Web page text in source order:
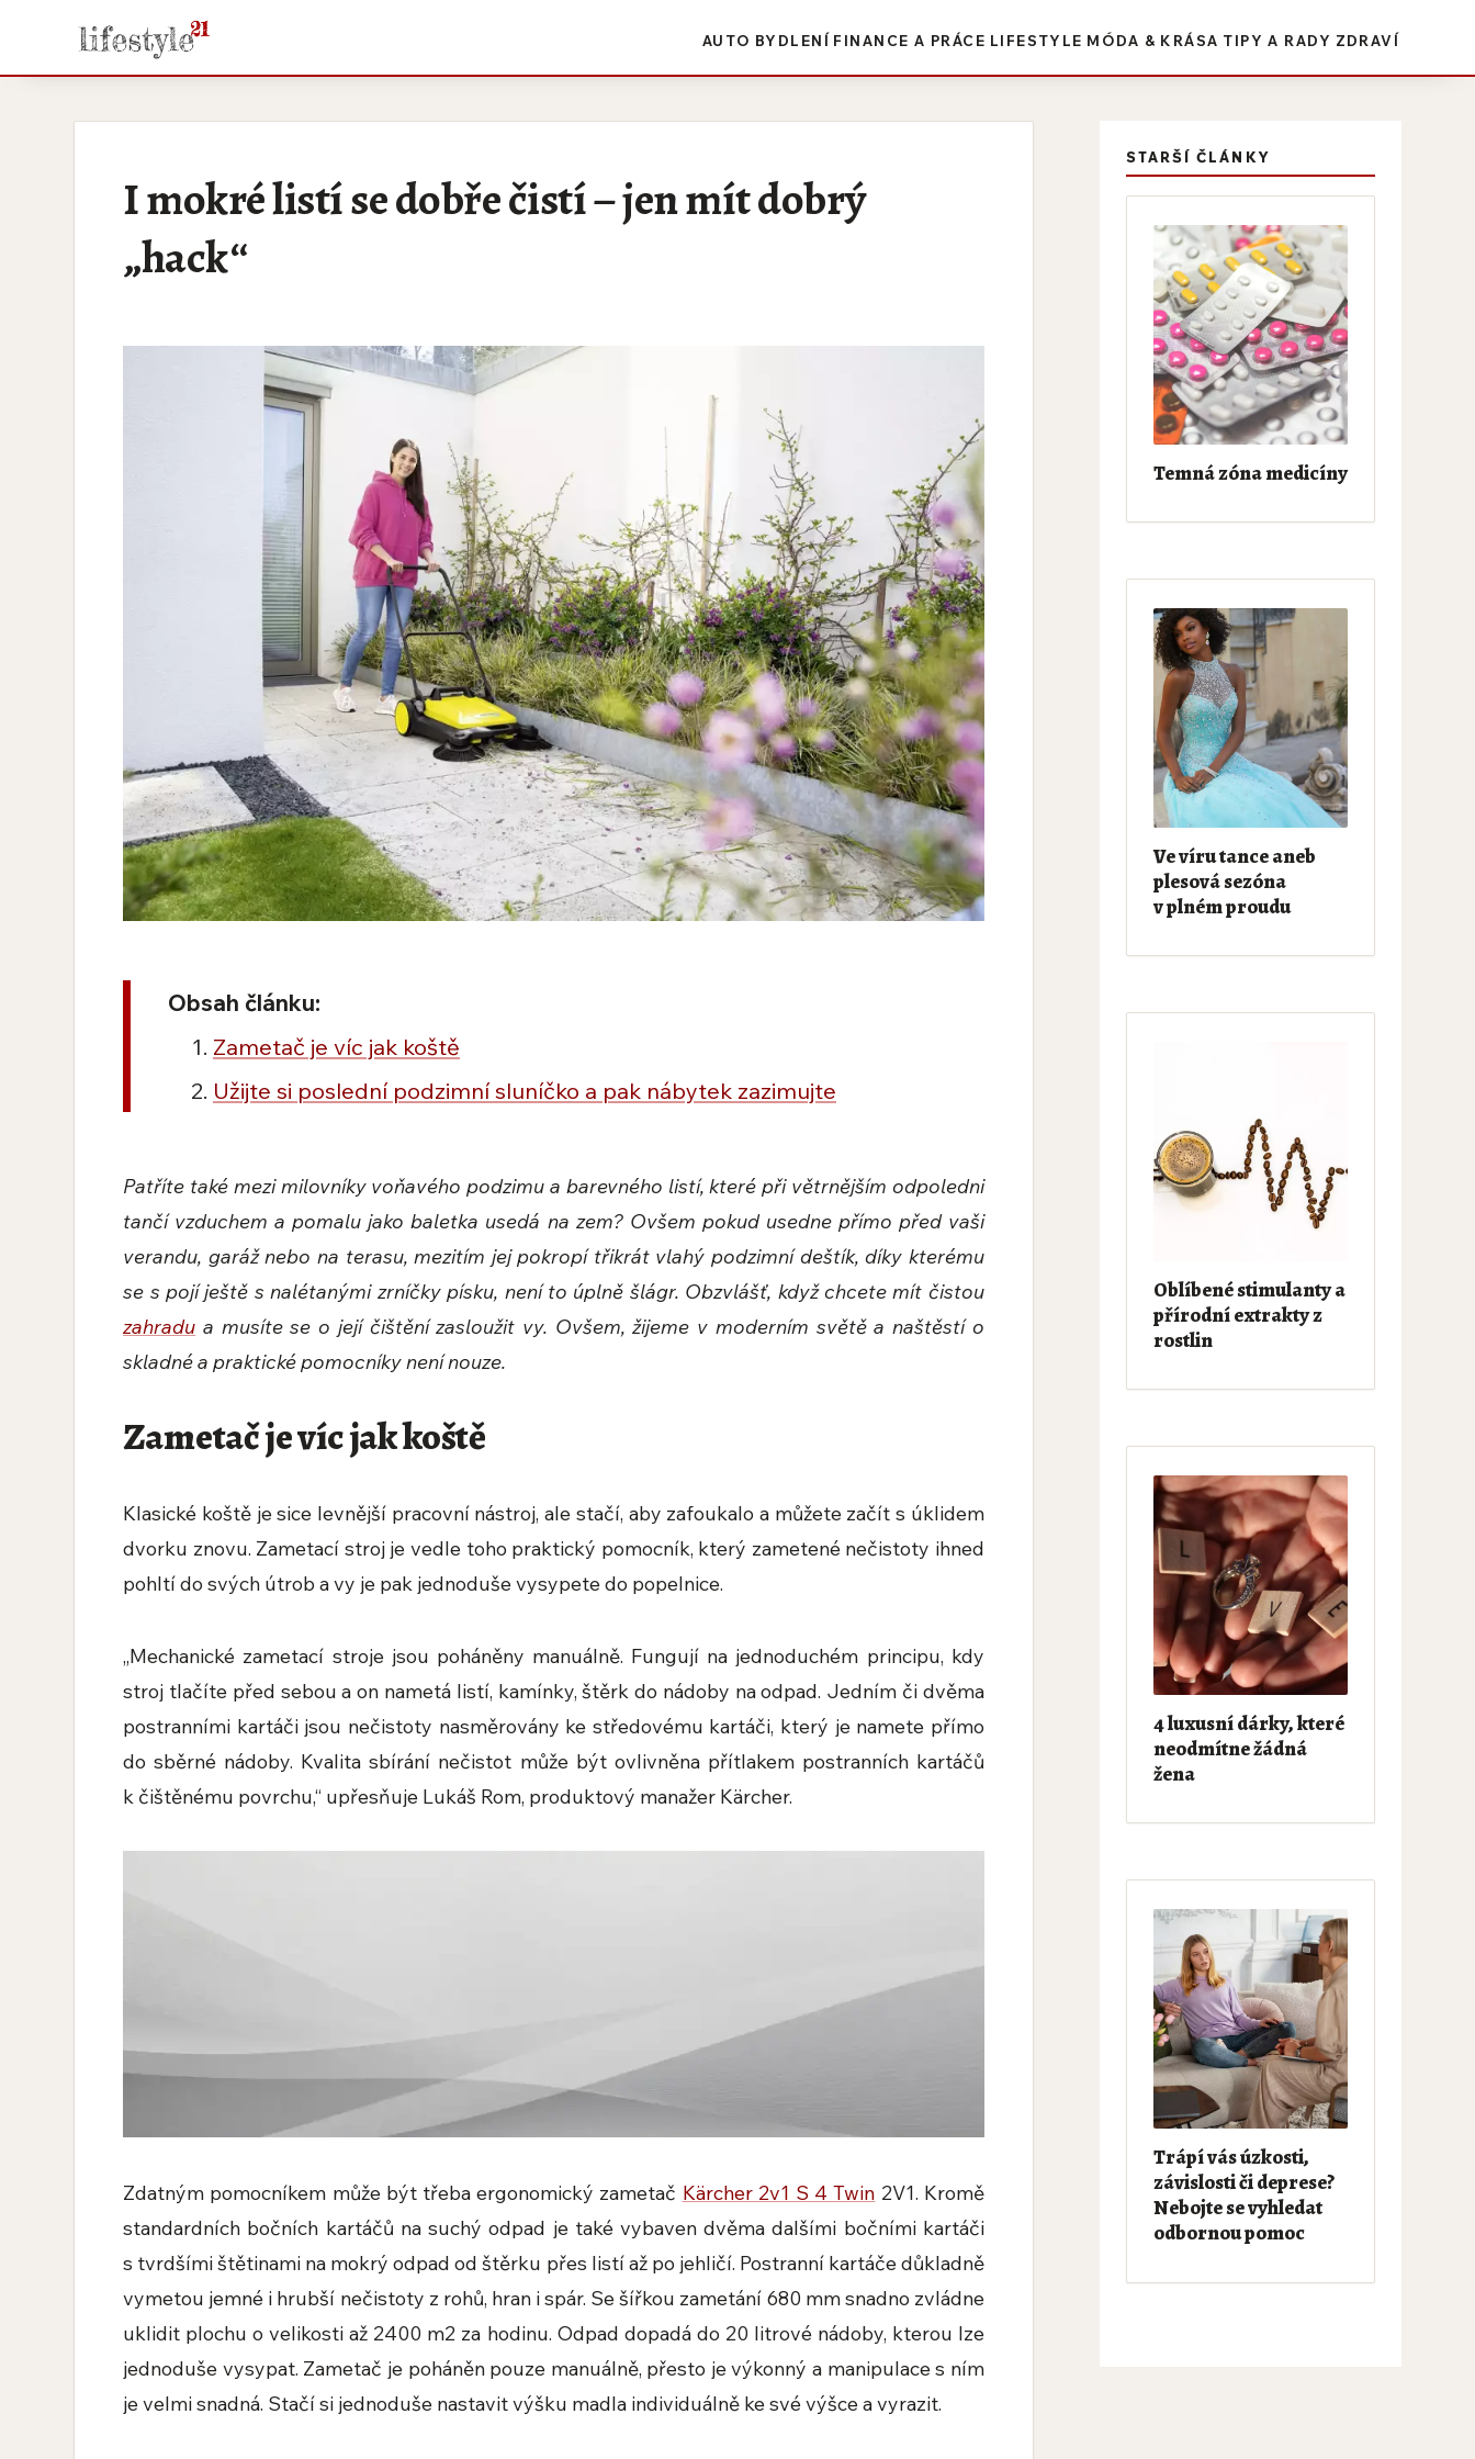
AUTO BYDLENÍ FINANCE A PRÁCE LIFESTYLE MÓDA & KRÁSA TIPY A RADY ZDRAVÍ
I mokré listí se dobře čistí – jen mít dobrý
„hack“
Obsah článku:
Zametač je víc jak koště
Užijte si poslední podzimní sluníčko a pak nábytek zazimujte
Patříte také mezi milovníky voňavého podzimu a barevného listí, které při větrnějším odpoledni
tančí vzduchem a pomalu jako baletka usedá na zem? Ovšem pokud usedne přímo před vaši
verandu, garáž nebo na terasu, mezitím jej pokropí třikrát vlahý podzimní deštík, díky kterému
se s pojí ještě s nalétanými zrníčky písku, není to úplně šlágr. Obzvlášť, když chcete mít čistou
zahradu a musíte se o její čištění zasloužit vy. Ovšem, žijeme v moderním světě a naštěstí o
skladné a praktické pomocníky není nouze.
Zametač je víc jak koště
Klasické koště je sice levnější pracovní nástroj, ale stačí, aby zafoukalo a můžete začít s úklidem
dvorku znovu. Zametací stroj je vedle toho praktický pomocník, který zametené nečistoty ihned
pohltí do svých útrob a vy je pak jednoduše vysypete do popelnice.
„Mechanické zametací stroje jsou poháněny manuálně. Fungují na jednoduchém principu, kdy
stroj tlačíte před sebou a on nametá listí, kamínky, štěrk do nádoby na odpad. Jedním či dvěma
postranními kartáči jsou nečistoty nasměrovány ke středovému kartáči, který je namete přímo
do sběrné nádoby. Kvalita sbírání nečistot může být ovlivněna přítlakem postranních kartáčů
k čištěnému povrchu,“ upřesňuje Lukáš Rom, produktový manažer Kärcher.
Zdatným pomocníkem může být třeba ergonomický zametač Kärcher 2v1 S 4 Twin 2V1. Kromě
standardních bočních kartáčů na suchý odpad je také vybaven dvěma dalšími bočními kartáči
s tvrdšími štětinami na mokrý odpad od štěrku přes listí až po jehličí. Postranní kartáče důkladně
vymetou jemné i hrubší nečistoty z rohů, hran i spár. Se šířkou zametání 680 mm snadno zvládne
uklidit plochu o velikosti až 2400 m2 za hodinu. Odpad dopadá do 20 litrové nádoby, kterou lze
jednoduše vysypat. Zametač je poháněn pouze manuálně, přesto je výkonný a manipulace s ním
je velmi snadná. Stačí si jednoduše nastavit výšku madla individuálně ke své výšce a vyrazit.
STARŠÍ ČLÁNKY
Temná zóna medicíny
Ve víru tance aneb
plesová sezóna
v plném proudu
Oblíbené stimulanty a
přírodní extrakty z
rostlin
4 luxusní dárky, které
neodmítne žádná
žena
Trápí vás úzkosti,
závislosti či deprese?
Nebojte se vyhledat
odbornou pomoc